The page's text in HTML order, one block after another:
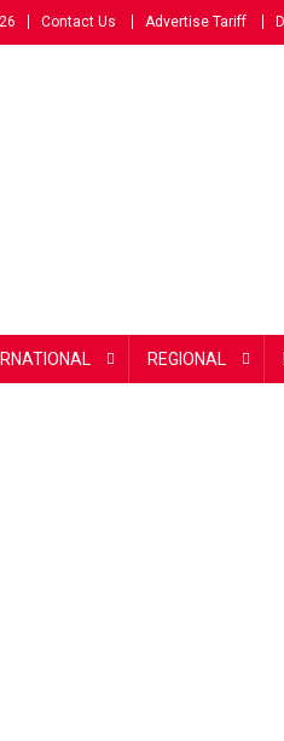
Contact Us Advertise Tariff
REGIONAL